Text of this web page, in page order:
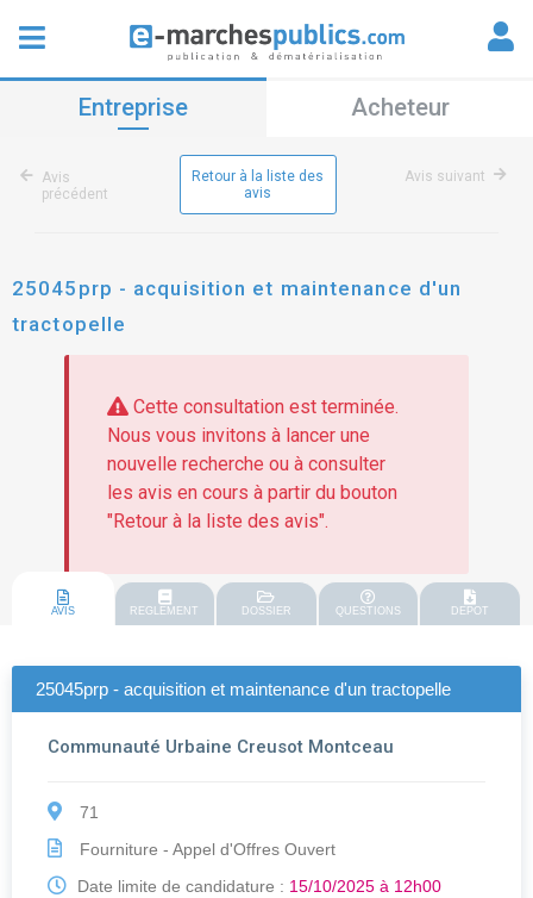
Entreprise Acheteur
Avis
précédent
Retour à la liste des
avis
Avis suivant
25045prp - acquisition et maintenance d'un
tractopelle
Cette consultation est terminée.
Nous vous invitons à lancer une
nouvelle recherche ou à consulter
les avis en cours à partir du bouton
"Retour à la liste des avis".
AVIS REGLEMENT DOSSIER QUESTIONS DEPOT
25045prp - acquisition et maintenance d'un tractopelle
Communauté Urbaine Creusot Montceau
71
Fourniture - Appel d'Offres Ouvert
Date limite de candidature : 15/10/2025 à 12h00